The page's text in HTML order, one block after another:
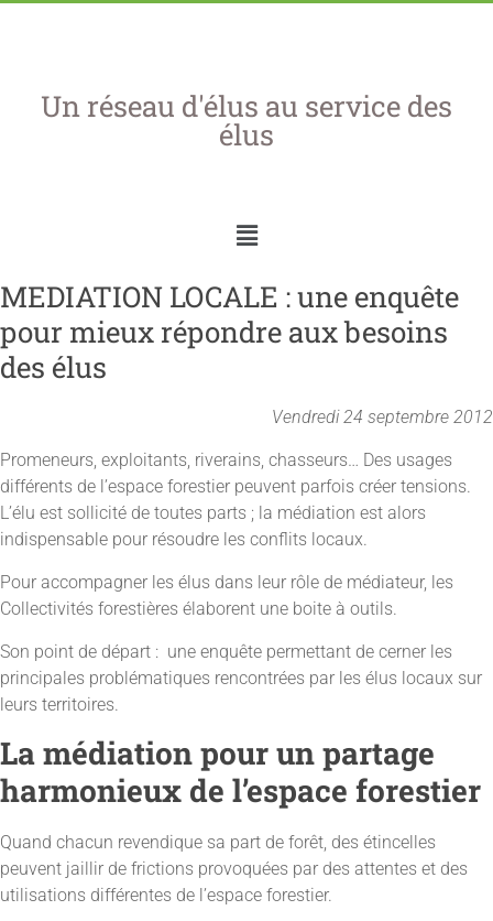
Un réseau d'élus au service des
élus
MEDIATION LOCALE : une enquête
pour mieux répondre aux besoins
des élus
Vendredi 24 septembre 2012
Promeneurs, exploitants, riverains, chasseurs… Des usages
différents de l’espace forestier peuvent parfois créer tensions.
L’élu est sollicité de toutes parts ; la médiation est alors
indispensable pour résoudre les conflits locaux.
Pour accompagner les élus dans leur rôle de médiateur, les
Collectivités forestières élaborent une boite à outils.
Son point de départ : une enquête permettant de cerner les
principales problématiques rencontrées par les élus locaux sur
leurs territoires.
La médiation pour un partage
harmonieux de l’espace forestier
Quand chacun revendique sa part de forêt, des étincelles
peuvent jaillir de frictions provoquées par des attentes et des
utilisations différentes de l’espace forestier.